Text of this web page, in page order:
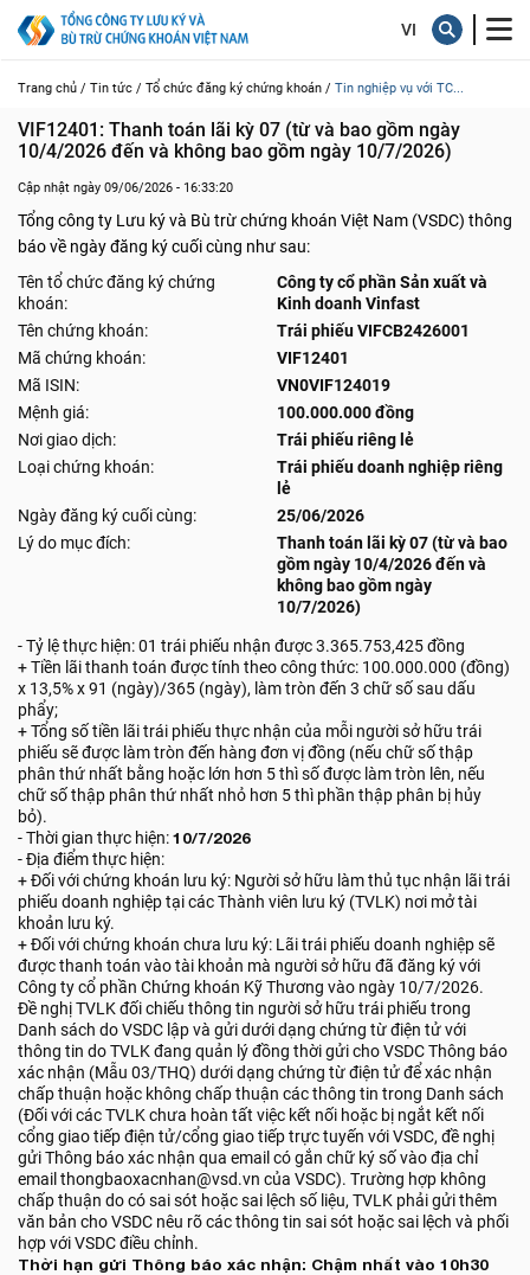
Trang chủ / Tin tức / Tổ chức đăng ký chứng khoán / Tin nghiệp vụ với TC...
VIF12401: Thanh toán lãi kỳ 07 (từ và bao gồm ngày
10/4/2026 đến và không bao gồm ngày 10/7/2026)
Cập nhật ngày 09/06/2026 - 16:33:20
Tổng công ty Lưu ký và Bù trừ chứng khoán Việt Nam (VSDC) thông
báo về ngày đăng ký cuối cùng như sau:
Tên tổ chức đăng ký chứng
khoán:
Công ty cổ phần Sản xuất và
Kinh doanh Vinfast
Tên chứng khoán:
Trái phiếu VIFCB2426001
Mã chứng khoán:
VIF12401
Mã ISIN:
VN0VIF124019
Mệnh giá:
100.000.000 đồng
Nơi giao dịch:
Trái phiếu riêng lẻ
Loại chứng khoán:
Trái phiếu doanh nghiệp riêng
lẻ
Ngày đăng ký cuối cùng:
25/06/2026
Lý do mục đích:
Thanh toán lãi kỳ 07 (từ và bao
gồm ngày 10/4/2026 đến và
không bao gồm ngày
10/7/2026)
- Tỷ lệ thực hiện: 01 trái phiếu nhận được 3.365.753,425 đồng
+ Tiền lãi thanh toán được tính theo công thức: 100.000.000 (đồng)
x 13,5% x 91 (ngày)/365 (ngày), làm tròn đến 3 chữ số sau dấu
phẩy;
+ Tổng số tiền lãi trái phiếu thực nhận của mỗi người sở hữu trái
phiếu sẽ được làm tròn đến hàng đơn vị đồng (nếu chữ số thập
phân thứ nhất bằng hoặc lớn hơn 5 thì số được làm tròn lên, nếu
chữ số thập phân thứ nhất nhỏ hơn 5 thì phần thập phân bị hủy
bỏ).
- Thời gian thực hiện:10/7/2026
- Địa điểm thực hiện:
+ Đối với chứng khoán lưu ký: Người sở hữu làm thủ tục nhận lãi trái
phiếu doanh nghiệp tại các Thành viên lưu ký (TVLK) nơi mở tài
khoản lưu ký.
+ Đối với chứng khoán chưa lưu ký: Lãi trái phiếu doanh nghiệp sẽ
được thanh toán vào tài khoản mà người sở hữu đã đăng ký với
Công ty cổ phần Chứng khoán Kỹ Thương vào ngày 10/7/2026.
Đề nghị TVLK đối chiếu thông tin người sở hữu trái phiếu trong
Danh sách do VSDC lập và gửi dưới dạng chứng từ điện tử với
thông tin do TVLK đang quản lý đồng thời gửi cho VSDC Thông báo
xác nhận (Mẫu 03/THQ) dưới dạng chứng từ điện tử để xác nhận
chấp thuận hoặc không chấp thuận các thông tin trong Danh sách
(Đối với các TVLK chưa hoàn tất việc kết nối hoặc bị ngắt kết nối
cổng giao tiếp điện tử/cổng giao tiếp trực tuyến với VSDC, đề nghị
gửi Thông báo xác nhận qua email có gắn chữ ký số vào địa chỉ
email thongbaoxacnhan@vsd.vn của VSDC). Trường hợp không
chấp thuận do có sai sót hoặc sai lệch số liệu, TVLK phải gửi thêm
văn bản cho VSDC nêu rõ các thông tin sai sót hoặc sai lệch và phối
hợp với VSDC điều chỉnh.
Thời hạn gửi Thông báo xác nhận: Chậm nhất vào 10h30